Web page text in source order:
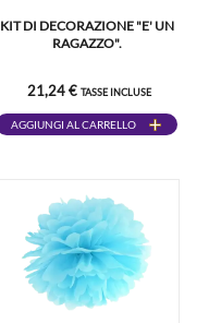
KIT DI DECORAZIONE "E' UN
RAGAZZO".
21,24 € TASSE INCLUSE
AGGIUNGI AL CARRELLO